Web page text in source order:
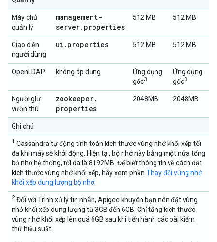
Máy chủ
quản lý
management-
server. properties
512 MB 512 MB
Giao diện
người dùng
ui . properties 512 MB 512 MB
OpenLDAP không áp dụng
Ứng dụng
gốc3
Ứng dụng
gốc3
Người giữ
vườn thú
zookeeper.
properties
2048MB 2048MB
Ghi chú
1 Cassandra tự động tính toán kích thước vùng nhớ khối xếp tối
đa khi máy sẽ khởi động. Hiện tại, bộ nhớ này bằng một nửa tổng
bộ nhớ hệ thống, tối đa là 8192MB. Để biết thông tin về cách đặt
kích thước vùng nhớ khối xếp, hãy xem phần Thay đổi vùng nhớ
khối xếp dung lượng bộ nhớ.
2 Đối với Trình xử lý tin nhắn, Apigee khuyên bạn nên đặt vùng
nhớ khối xếp dung lượng từ 3GB đến 6GB. Chỉ tăng kích thước
vùng nhớ khối xếp lên quá 6GB sau khi tiến hành các bài kiểm
thử hiệu suất.